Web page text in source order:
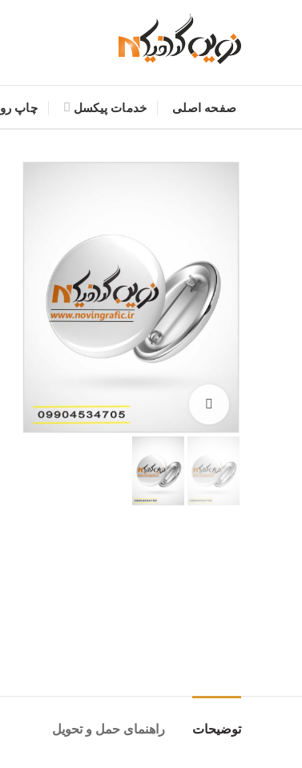
صفحه اصلی خدمات پیکسل چاپ
بزرگنمایی تصویر
توضیحات راهنمای حمل و تحویل